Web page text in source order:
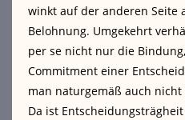
winkt auf der anderen Seite
Belohnung. Umgekehrt
per se nicht nur die
Commitment einer
man naturgemäß auch
Da ist